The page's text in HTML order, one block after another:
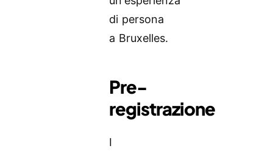
di persona
a Bruxelles.
Pre-
registrazione
I